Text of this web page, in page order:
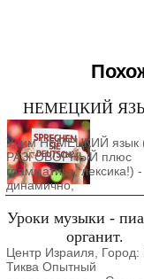
НЕМЕЦКИЙ
Учим НЕМЕЦКИЙ язык
РАЗГОВОРНЫЙ плюс
грамматика, лексика!) -
динамично,
профессионально и
Вы раньше никогда не
изучали немецкий?
методика позволит вам
и понимать текст на
немецком языке уже на
Уроки музыки -
органит.
Центр Израиля, Город:
Тиква Опытный